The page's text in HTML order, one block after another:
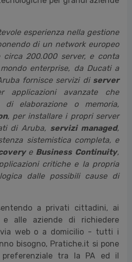
esperienza nella gestione
di un network europeo
200.000 server, e conta
enterprise, da Ducati a
fornisce servizi di server
applicazioni avanzate che
di elaborazione o memoria,
, per installare i propri server
di Aruba, servizi managed,
sistemistica completa, e
eBusiness Continuity,
critiche e la propria
dalle possibili cause di
a privati cittadini, ai
e alle aziende di richiedere
web o a domicilio - tutti i
bisogno, Pratiche.it si pone
preferenziale tra la PA ed il